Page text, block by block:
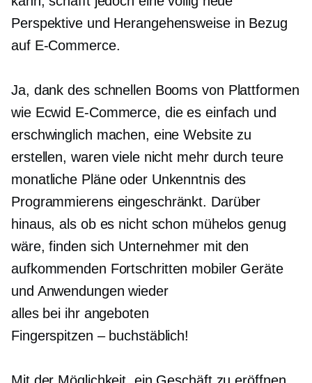
Perspektive und Herangehensweise in Bezug
auf E-Commerce.
Ja, dank des schnellen Booms von Plattformen
wie Ecwid E-Commerce, die es einfach und
erschwinglich machen, eine Website zu
erstellen, waren viele nicht mehr durch teure
monatliche Pläne oder Unkenntnis des
Programmierens eingeschränkt. Darüber
hinaus, als ob es nicht schon mühelos genug
wäre, finden sich Unternehmer mit den
aufkommenden Fortschritten mobiler Geräte
und Anwendungen wieder
alles bei ihr angeboten
Fingerspitzen – buchstäblich!